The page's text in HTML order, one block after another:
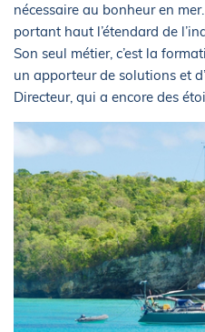
nécessaire au bonheur en
portant haut l’étendard de
Son seul métier, c’est la
un apporteur de solutions et
Directeur, qui a encore des